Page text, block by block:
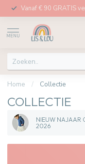
Vanaf € 90 GRATIS
MENU
Home / Collectie
COLLECTIE
NIEUW NAJAAR
2026